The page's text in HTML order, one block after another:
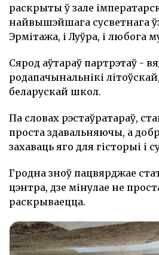
раскрыты ў зале
найвышэйшага сусветнага
Эрмітажа, і Луўра, і любога
Сярод аўтараў партрэтаў -
родапачынальнікі
беларускай школ.
Па словах рэстаўратараў,
проста здавальняючы, а
захаваць яго для гісторыі і
Гродна зноў пацвярджае
цэнтра, дзе мінулае не
раскрываецца.